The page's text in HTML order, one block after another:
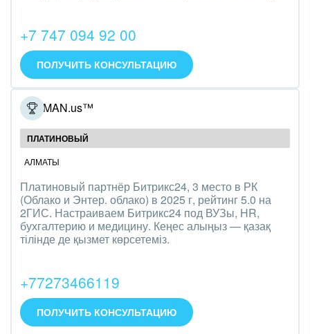
IT, Интернет
Консалтинговые и управленческие услуги
Культурные события, спорт, шоу-бизнес
Логистика
Мебель, лес, деревообработка
Медицина и фармацевтика
Металлургия
Нефть, газ
Оборудование, техника
+7 747 094 92 00
ПОЛУЧИТЬ КОНСУЛЬТАЦИЮ
GETMAN.us™
ПЛАТИНОВЫЙ
АЛМАТЫ
Платиновый партнёр Битрикс24, 3 место в РК
(Облако и Энтер. облако) в 2025 г, рейтинг 5.0 на
2ГИС. Настраиваем Битрикс24 под ВУЗы, HR,
бухгалтерию и медицину. Кеңес алыңыз — қазақ
тілінде де қызмет көрсетеміз.
+77273466119
ПОЛУЧИТЬ КОНСУЛЬТАЦИЮ